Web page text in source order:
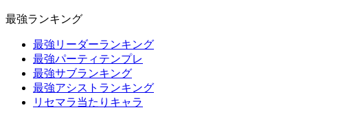
最強ランキング
最強リーダーランキング
最強パーティテンプレ
最強サブランキング
最強アシストランキング
リセマラ当たりキャラ